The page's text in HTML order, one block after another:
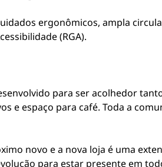
ergonômicos, ampla
(RGA).
para ser acolhedor
e espaço para café. Toda a
novo e a nova loja é uma
para estar presente em